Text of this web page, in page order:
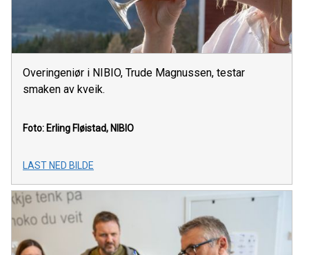
Overingeniør i NIBIO, Trude Magnussen, testar
smaken av kveik.
Foto: Erling Fløistad, NIBIO
LAST NED BILDE